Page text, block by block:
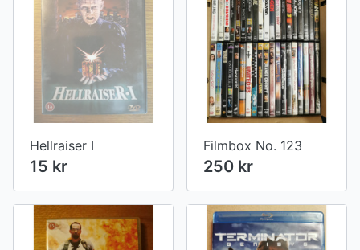
Hellraiser I
15 kr
Filmbox No. 123
250 kr